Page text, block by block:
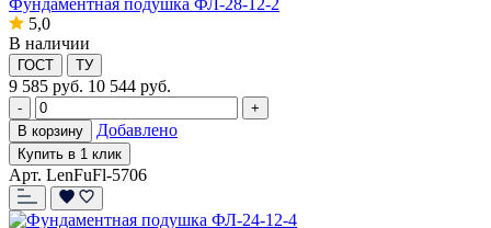
5,0
В наличии
ГОСТ ТУ
9 585 руб. 10 544 руб.
-
+
В корзину
Добавлено
Купить в 1 клик
Арт. LenFuFl-5706